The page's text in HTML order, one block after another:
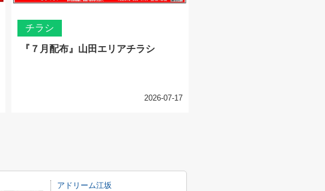
チラシ
『７月配布』山田エリアチラシ
2026-07-17
アドリーム江坂